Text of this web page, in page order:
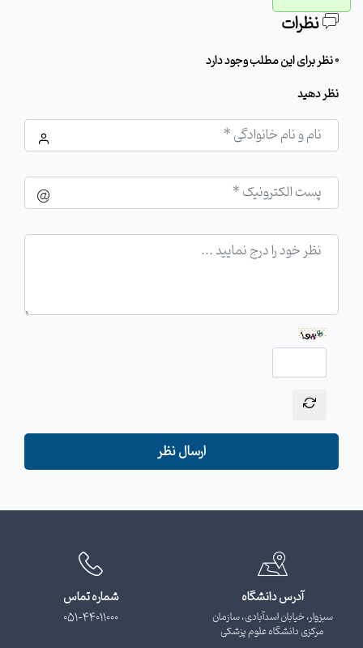
نظرات
0 نظر برای این مطلب وجود دارد
نظر دهید
ارسال نظر
آدرس دانشگاه
سبزوار، خیابان اسدآبادی، سازمان
مرکزی دانشگاه علوم پزشکی
شماره تماس
051-44011000